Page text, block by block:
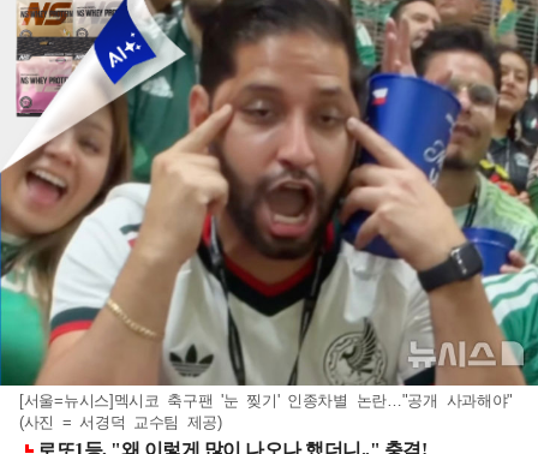
[서울=뉴시스]멕시코 축구팬 '눈 찢기' 인종차별 논란…"공개 사과해야"
(사진 = 서경덕 교수팀 제공)